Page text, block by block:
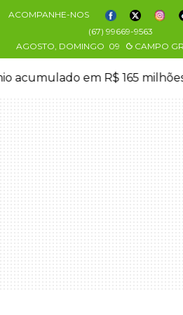
ACOMPANHE-NOS
(67) 99669-9563
AGOSTO, DOMINGO 09 CAMPO
acumulado em R$ 165